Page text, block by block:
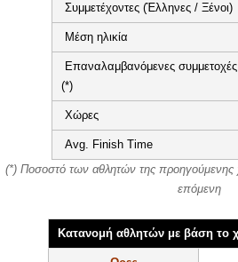
Συμμετέχοντες (Έλληνες / Ξένοι)
Μέση ηλικία
Επαναλαμβανόμενες συμμετοχές
(*)
Χώρες
Avg. Finish Time
(*) Ποσοστό των αθλητών της προηγούμενης
επόμενη
Κατανομή αθλητών με βάση το